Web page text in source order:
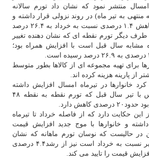
منتشر نمود که نشان داد تورم سالانه
در ۱۲ ماهه منتهی به تیر ماه) در روند نزولی قرار داشته و
برای تیرماه نیز با کاهش ۱.۴ درصدی نسبت به خرداد به ۲۶.۴ درصد
دیگر تورم نقطه ای که نشان دهنده تغییر
مشابه سال قبل است با افزایش همراه بود؛
برای تهیه مجموعه ای از کالاها بطور متوسط
خانوارها در تیرماه امسال افزایش داشته
است، ولی در قیاس با تیر سال قبل که تورم نقطه به نقطه ۴۸
کاهش دارد.
حکایت دارد که از فاصله خرداد تا تیرماه
و خانوارها با موج جدید افزایش قیمت
در حالیست که نوسان تورم ماهانه که نشان
دهنده تغییر قیمت تیر نسبت به خرداد است نیز از رشد۴.۴ درصدی
قیمت را تایید می کند.